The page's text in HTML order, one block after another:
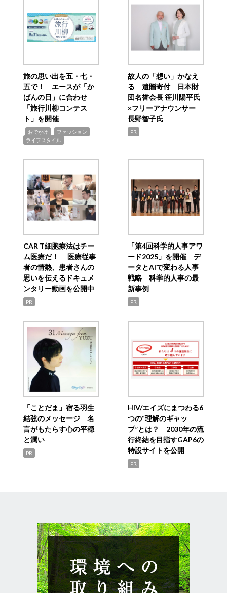
旅の思い出を五・七・
五で！ エースが「か
ばんの日」に合わせ
「旅行川柳コンテス
ト」を開催
おでかけ ファッション
ライフスタイル
故人の「想い」かなえ
る 遺贈寄付 日本財
団名誉会長 笹川陽平氏
×フリーアナウンサー
長野智子氏
PR
CAR T細胞療法はチー
ム医療だ！ 医療従事
者の情熱、患者さんの
思いを伝えるドキュメ
ンタリー動画を公開中
PR
「第4回科学的人事アワ
ード2025」を開催 デ
ータとAIで変わる人事
戦略 科学的人事の最
新事例
PR
「ことだま」宿る羽生
結弦のメッセージ 名
言がもたらす心の平穏
と潤い
PR
HIV/エイズにまつわる6
つの“理解のギャッ
プ”とは？ 2030年の流
行終結を目指すGAP6の
特設サイトを公開
PR